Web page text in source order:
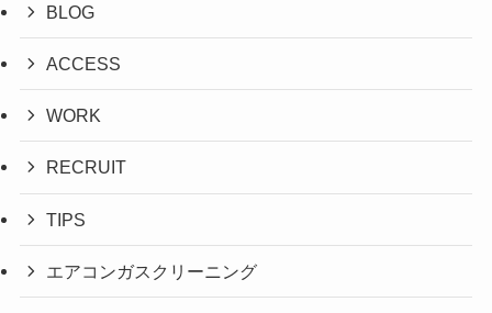
BLOG
ACCESS
WORK
RECRUIT
TIPS
エアコンガスクリーニング